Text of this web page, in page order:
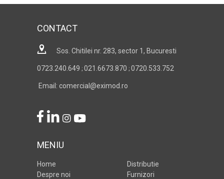
CONTACT
Sos. Chitilei nr. 283, sector 1, Bucuresti
0723.240.649 ; 021.6673.870 ; 0720.533.752
Email: comercial@eximod.ro
MENIU
Home
Despre noi
Distributie
Furnizori